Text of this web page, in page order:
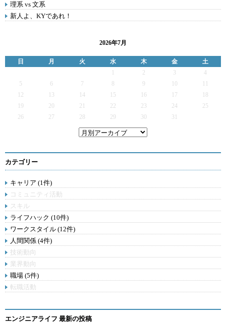
理系 vs 文系
新人よ、KYであれ！
2026年7月
日 月 火 水 木 金
土
2 3
4
5
6 7 9
12
13 14 15 16 17
19
20 21 22 23 24
25
26
27 28 29 30 31
カテゴリー
キャリア (1件)
コミュニティ活動
スキル
ライフハック (10件)
ワークスタイル (12件)
人間関係 (4件)
技術動向
業界動向
職場 (5件)
転職活動
エンジニアライフ 最新の投稿